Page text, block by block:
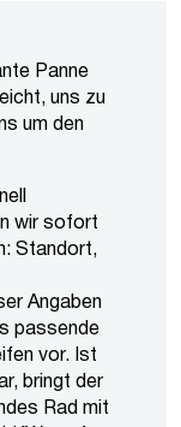
Panne
uns zu
um den
wir sofort
Standort,
Angaben
passende
vor. Ist
bringt der
Rad mit